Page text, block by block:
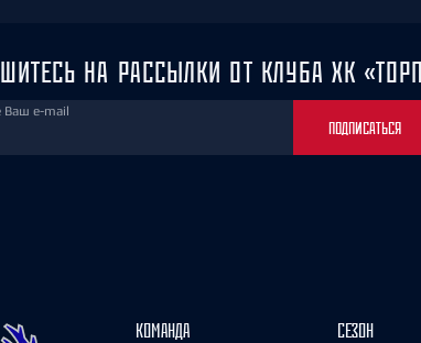
НА РАССЫЛКИ ОТ КЛУБА ХК
Ваш e-mail
ПОДПИСАТЬСЯ
КОМАНДА СЕЗОН